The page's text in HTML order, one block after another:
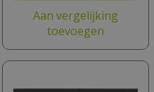
Aan vergelijking
toevoegen